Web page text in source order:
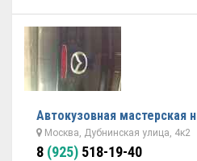
Автокузовная мастерская
Москва, Дубнинская улица, 4к2
8 (925) 518-19-40